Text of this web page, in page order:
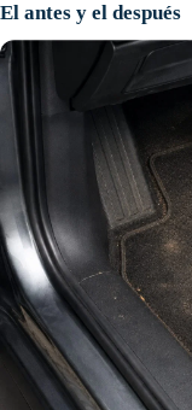
El antes y el después